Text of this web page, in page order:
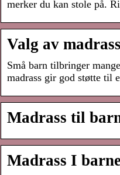
merker du kan stole på.
Valg av
Små barn tilbringer
madrass gir god støtte til
Madrass til
Madrass I